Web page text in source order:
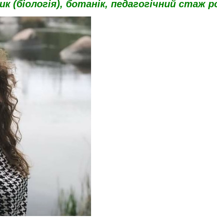
(біологія), ботанік, педагогічний стаж